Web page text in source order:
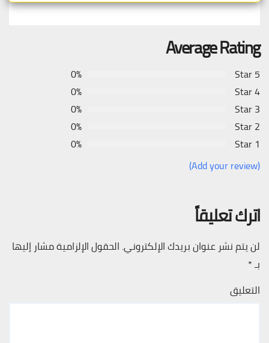
Average Rating
5 Star
0%
4 Star
0%
3 Star
0%
2 Star
0%
1 Star
0%
(Add your review)
اترك تعليقاً
لن يتم نشر عنوان بريدك الإلكتروني. الحقول الإلزامية مشار إليها
بـ*
التعليق